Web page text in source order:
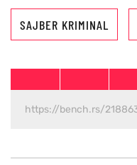
SAJBER KRIMINAL